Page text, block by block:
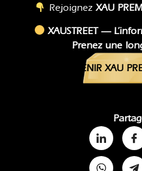
RejoignezXAU
XAUSTREET —
Prenez une
DEVENIR XAU